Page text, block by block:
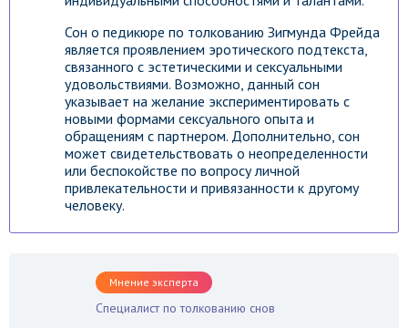
Сон о педикюре по толкованию Зигмунда Фрейда
является проявлением эротического подтекста,
связанного с эстетическими и сексуальными
удовольствиями. Возможно, данный сон
указывает на желание экспериментировать с
новыми формами сексуального опыта и
обращениям с партнером. Дополнительно, сон
может свидетельствовать о неопределенности
или беспокойстве по вопросу личной
привлекательности и привязанности к другому
человеку.
Мнение эксперта
Специалист по толкованию снов